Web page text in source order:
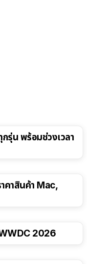
รุ่น พร้อมช่วงเวลา
คาสินค้า Mac,
2026